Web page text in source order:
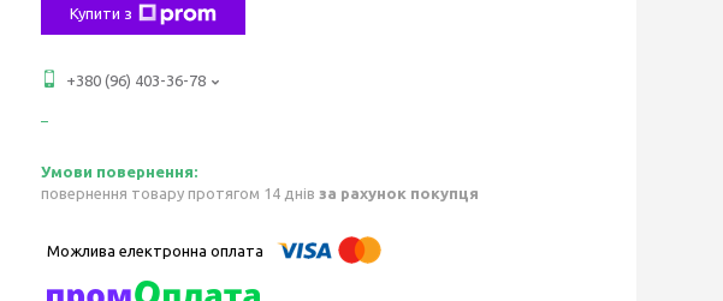
Купити з
+380 (96) 403-36-78
повернення товару протягом 14 днів за рахунок покупця